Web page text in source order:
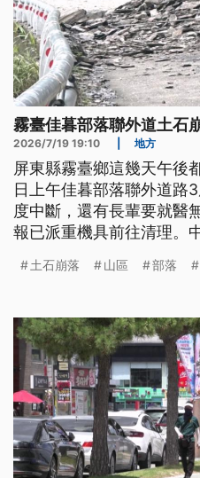
霧臺佳暮部落聯外道土石
2026/7/19 19:10 地方
屏東縣霧臺鄉這幾天午後
日上午佳暮部落聯外道路
度中斷，還有長輩要就醫
報已派重機具前往清理。
土石崩落 山區 部落